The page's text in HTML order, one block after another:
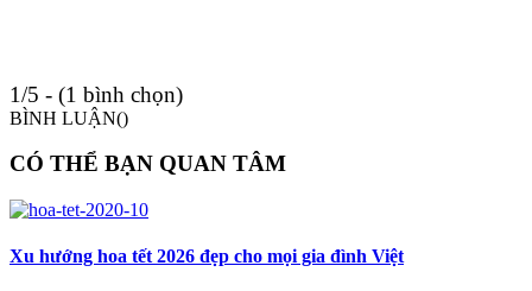
1/5 - (1 bình chọn)
BÌNH LUẬN()
CÓ THỂ BẠN QUAN TÂM
Xu hướng hoa tết 2026 đẹp cho mọi gia đình Việt